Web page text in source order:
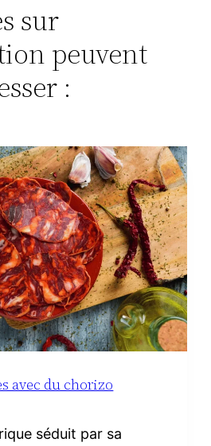
sur
peuvent
:
avec du chorizo
séduit par sa